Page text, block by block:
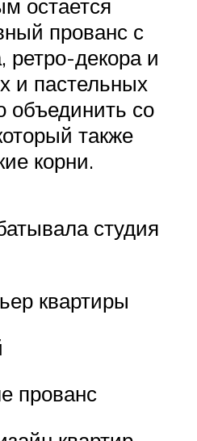
остается
прованс с
декора и
и пастельных
объединить со
также
корни.
студия
квартиры
прованс